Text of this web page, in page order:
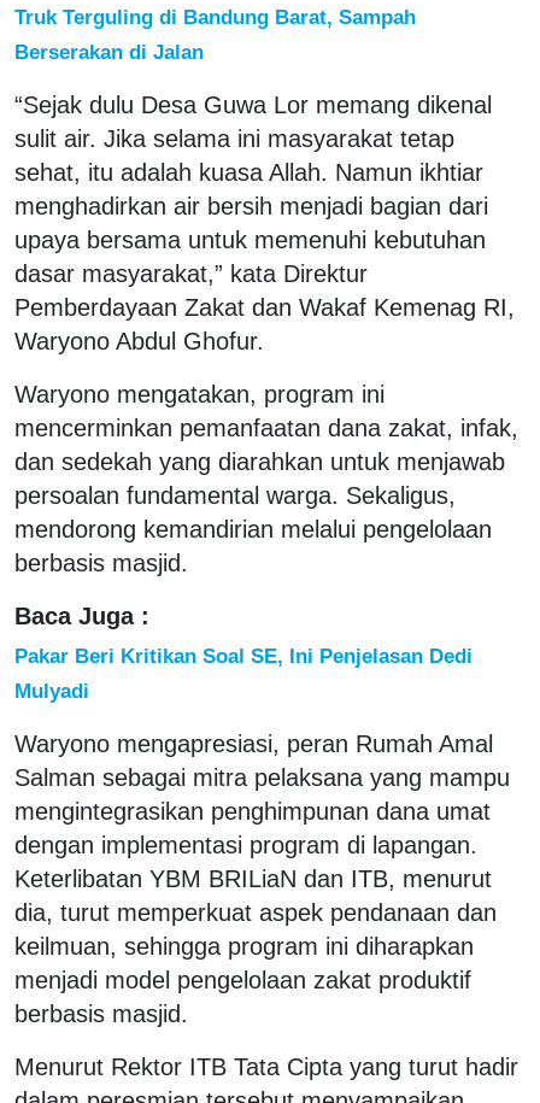
Truk Terguling di Bandung Barat, Sampah
Berserakan di Jalan
“Sejak dulu Desa Guwa Lor memang dikenal
sulit air. Jika selama ini masyarakat tetap
sehat, itu adalah kuasa Allah. Namun ikhtiar
menghadirkan air bersih menjadi bagian dari
upaya bersama untuk memenuhi kebutuhan
dasar masyarakat,” kata Direktur
Pemberdayaan Zakat dan Wakaf Kemenag RI,
Waryono Abdul Ghofur.
Waryono mengatakan, program ini
mencerminkan pemanfaatan dana zakat, infak,
dan sedekah yang diarahkan untuk menjawab
persoalan fundamental warga. Sekaligus,
mendorong kemandirian melalui pengelolaan
berbasis masjid.
Baca Juga :
Pakar Beri Kritikan Soal SE, Ini Penjelasan Dedi
Mulyadi
Waryono mengapresiasi, peran Rumah Amal
Salman sebagai mitra pelaksana yang mampu
mengintegrasikan penghimpunan dana umat
dengan implementasi program di lapangan.
Keterlibatan YBM BRILiaN dan ITB, menurut
dia, turut memperkuat aspek pendanaan dan
keilmuan, sehingga program ini diharapkan
menjadi model pengelolaan zakat produktif
berbasis masjid.
Menurut Rektor ITB Tata Cipta yang turut hadir